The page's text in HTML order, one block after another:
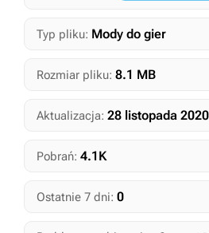
Typ pliku: Mody do gier
Rozmiar pliku: 8.1 MB
Aktualizacja: 28 listopada 2020
Pobrań: 4.1K
Ostatnie 7 dni: 0